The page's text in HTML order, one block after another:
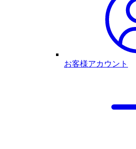
お客様アカウント